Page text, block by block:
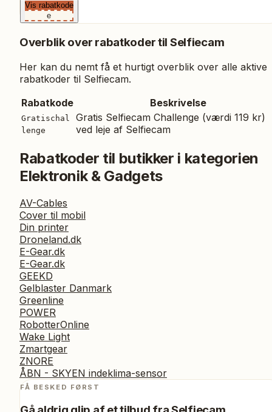
Vis rabatkode
e
Overblik over rabatkoder til Selfiecam
Her kan du nemt få et hurtigt overblik over alle aktive
rabatkoder til Selfiecam.
Rabatkode
Beskrivelse
Gratischal
lenge
Gratis Selfiecam Challenge (værdi 119 kr)
ved leje af Selfiecam
Rabatkoder til butikker i kategorien
Elektronik & Gadgets
AV-Cables
Cover til mobil
Din printer
Droneland.dk
E-Gear.dk
E-Gear.dk
GEEKD
Gelblaster Danmark
Greenline
POWER
RobotterOnline
Wake Light
Zmartgear
ZNORE
ÅBN - SKYEN indeklima-sensor
FÅ BESKED FØRST